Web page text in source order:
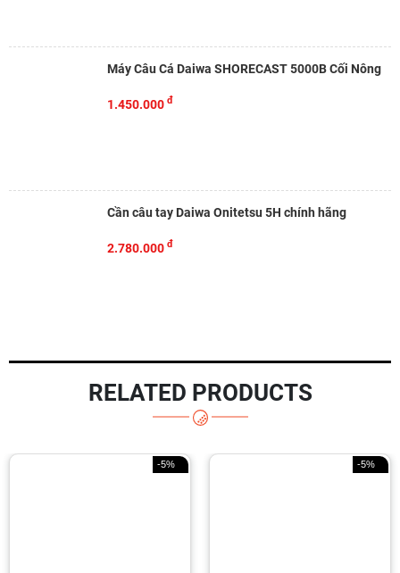
Máy Câu Cá Daiwa SHORECAST 5000B Cối Nông
1.450.000 đ
Cần câu tay Daiwa Onitetsu 5H chính hãng
2.780.000 đ
RELATED PRODUCTS
-5% -3%